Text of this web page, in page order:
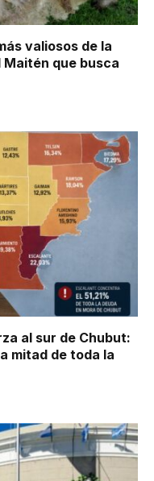
valiosos de la
Maitén que busca
al sur de Chubut:
mitad de toda la